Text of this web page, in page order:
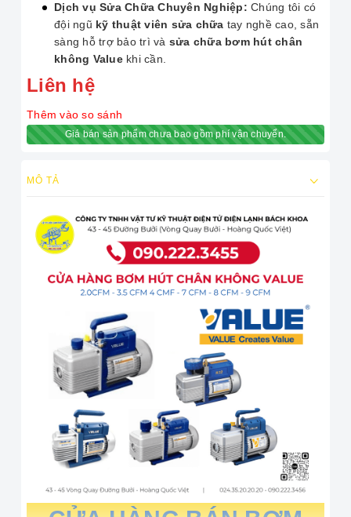
Dịch vụ Sửa Chữa Chuyên Nghiệp: Chúng tôi có
đội ngũ kỹ thuật viên sửa chữa tay nghề cao, sẵn
sàng hỗ trợ bảo trì và sửa chữa bơm hút chân
không Valuekhi cần.
Liên hệ
Thêm vào so sánh
Giá bán sản phẩm chưa bao gồm phí vận chuyển.
MÔ TẢ